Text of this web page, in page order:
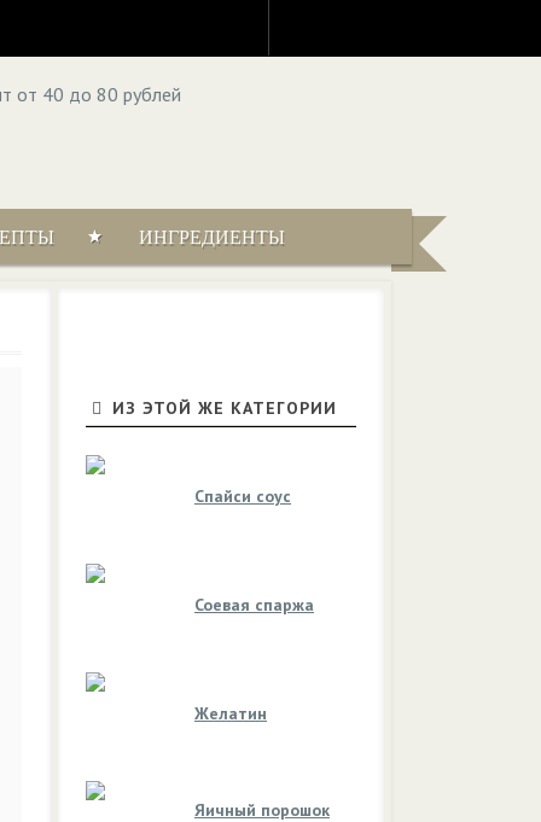
ИНГРЕДИЕНТЫ
ИЗ ЭТОЙ ЖЕ КАТЕГОРИИ
Спайси соус
Соевая спаржа
Желатин
Яичный порошок